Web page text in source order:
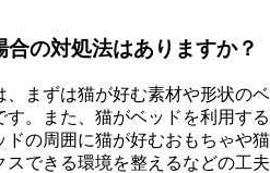
の対処法はありますか？
まずは猫が好む素材や形状のベ
。また、猫がベッドを利用する
ドの周囲に猫が好むおもちゃや猫
できる環境を整えるなどの工夫